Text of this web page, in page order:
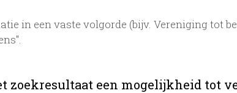
in een vaste volgorde (bijv. Vereniging tot
zoekresultaat een mogelijkheid tot